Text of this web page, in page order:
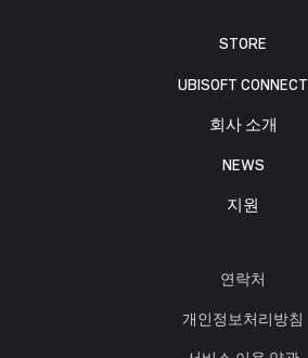
STORE
UBISOFT CONNECT
회사 소개
NEWS
지원
연락처
개인정보처리방침